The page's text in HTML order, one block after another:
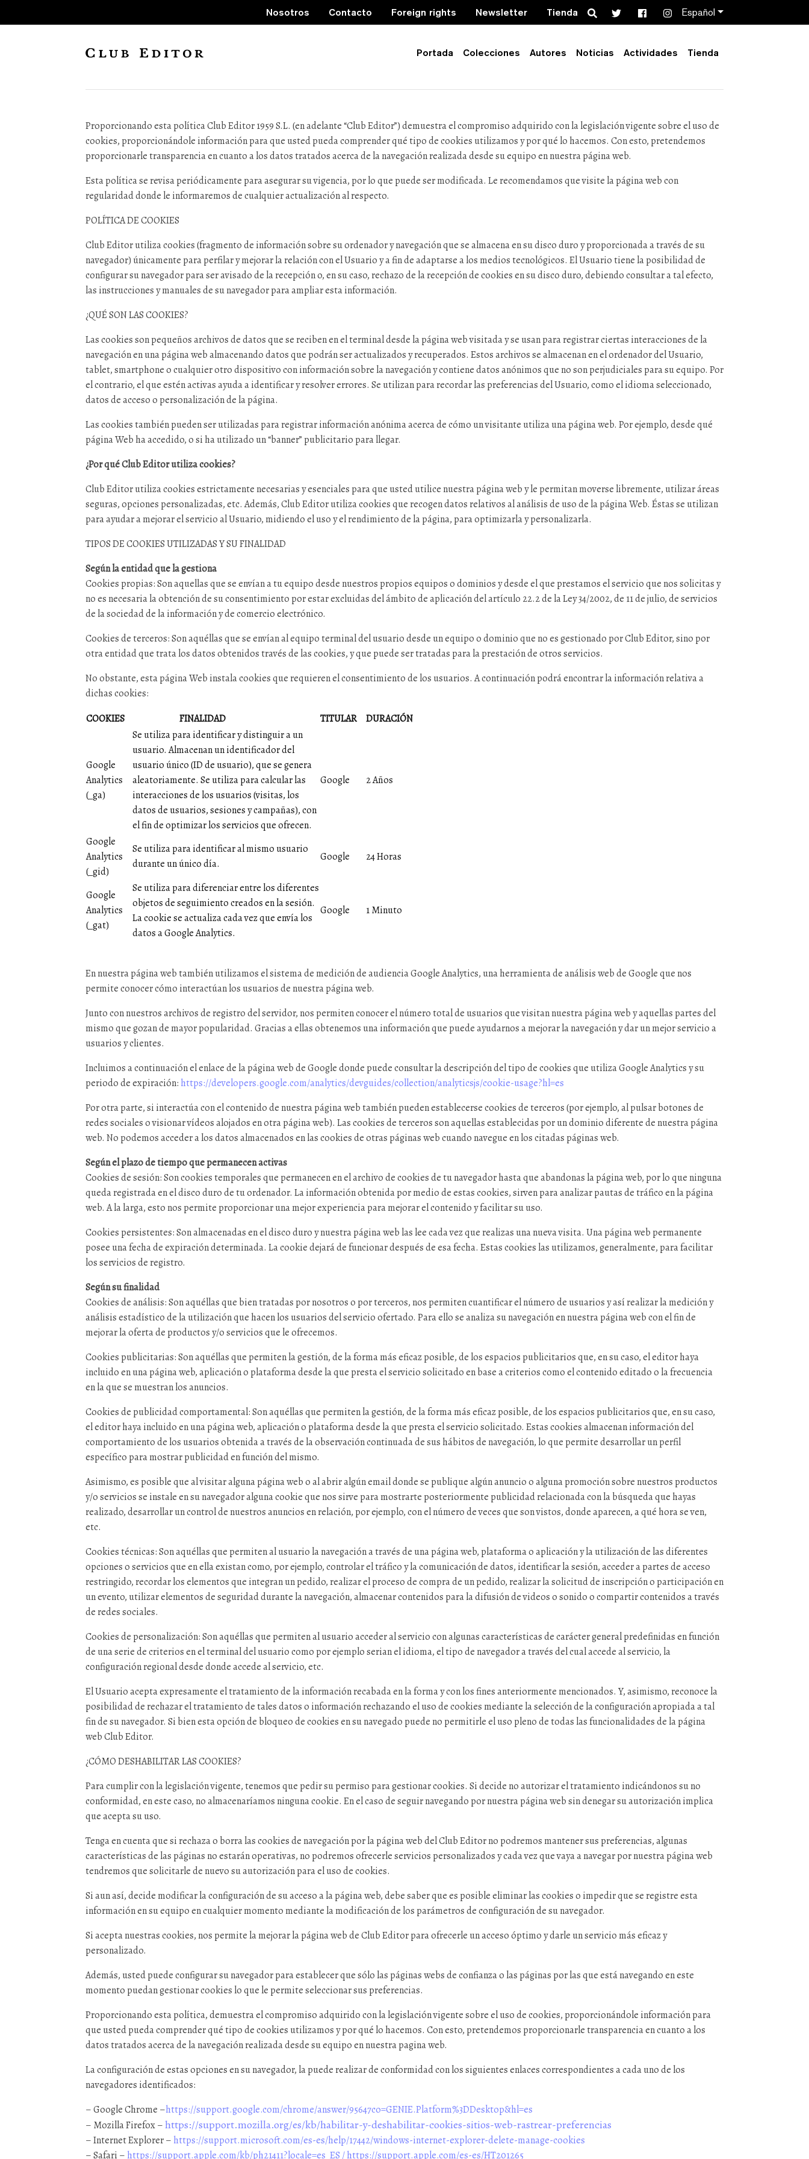
Nosotros Contacto Foreign rights Newsletter Tienda Search Español
Portada Colecciones Autores Noticias Actividades Tienda
Política de Cookies
Proporcionando esta política Club Editor 1959 S.L. (en adelante “Club Editor”) demuestra el compromiso adquirido con la legislación vigente sobre el uso de
cookies, proporcionándole información para que usted pueda comprender qué tipo de cookies utilizamos y por qué lo hacemos. Con esto, pretendemos
proporcionarle transparencia en cuanto a los datos tratados acerca de la navegación realizada desde su equipo en nuestra página web.
Esta política se revisa periódicamente para asegurar su vigencia, por lo que puede ser modificada. Le recomendamos que visite la página web con
regularidad donde le informaremos de cualquier actualización al respecto.
POLÍTICA DE COOKIES
Club Editor utiliza cookies (fragmento de información sobre su ordenador y navegación que se almacena en su disco duro y proporcionada a través de su
navegador) únicamente para perfilar y mejorar la relación con el Usuario y a fin de adaptarse a los medios tecnológicos. El Usuario tiene la posibilidad de
configurar su navegador para ser avisado de la recepción o, en su caso, rechazo de la recepción de cookies en su disco duro, debiendo consultar a tal efecto,
las instrucciones y manuales de su navegador para ampliar esta información.
¿QUÉ SON LAS COOKIES?
Las cookies son pequeños archivos de datos que se reciben en el terminal desde la página web visitada y se usan para registrar ciertas interacciones de la
navegación en una página web almacenando datos que podrán ser actualizados y recuperados. Estos archivos se almacenan en el ordenador del Usuario,
tablet, smartphone o cualquier otro dispositivo con información sobre la navegación y contiene datos anónimos que no son perjudiciales para su equipo. Por
el contrario, el que estén activas ayuda a identificar y resolver errores. Se utilizan para recordar las preferencias del Usuario, como el idioma seleccionado,
datos de acceso o personalización de la página.
Las cookies también pueden ser utilizadas para registrar información anónima acerca de cómo un visitante utiliza una página web. Por ejemplo, desde qué
página Web ha accedido, o si ha utilizado un “banner” publicitario para llegar.
¿Por qué Club Editor utiliza cookies?
Club Editor utiliza cookies estrictamente necesarias y esenciales para que usted utilice nuestra página web y le permitan moverse libremente, utilizar áreas
seguras, opciones personalizadas, etc. Además, Club Editor utiliza cookies que recogen datos relativos al análisis de uso de la página Web. Éstas se utilizan
para ayudar a mejorar el servicio al Usuario, midiendo el uso y el rendimiento de la página, para optimizarla y personalizarla.
TIPOS DE COOKIES UTILIZADAS Y SU FINALIDAD
Según la entidad que la gestiona
Cookies propias: Son aquellas que se envían a tu equipo desde nuestros propios equipos o dominios y desde el que prestamos el servicio que nos solicitas y
no es necesaria la obtención de su consentimiento por estar excluidas del ámbito de aplicación del artículo 22.2 de la Ley 34/2002, de 11 de julio, de servicios
de la sociedad de la información y de comercio electrónico.
Cookies de terceros: Son aquéllas que se envían al equipo terminal del usuario desde un equipo o dominio que no es gestionado por Club Editor, sino por
otra entidad que trata los datos obtenidos través de las cookies, y que puede ser tratadas para la prestación de otros servicios.
No obstante, esta página Web instala cookies que requieren el consentimiento de los usuarios. A continuación podrá encontrar la información relativa a
dichas cookies:
COOKIES
FINALIDAD TITULAR DURACIÓN
Google
Analytics
(_ga)
Se utiliza para identificar y distinguir a un
usuario. Almacenan un identificador del
usuario único (ID de usuario), que se genera
aleatoriamente. Se utiliza para calcular las
interacciones de los usuarios (visitas, los
datos de usuarios, sesiones y campañas), con
el fin de optimizar los servicios que ofrecen.
Google 2 Años
Google
Analytics
(_gid)
Se utiliza para identificar al mismo usuario
durante un único día.
Google 24 Horas
Google
Analytics
(_gat)
Se utiliza para diferenciar entre los diferentes
objetos de seguimiento creados en la sesión.
La cookie se actualiza cada vez que envía los
datos a Google Analytics.
Google 1 Minuto
En nuestra página web también utilizamos el sistema de medición de audiencia Google Analytics, una herramienta de análisis web de Google que nos
permite conocer cómo interactúan los usuarios de nuestra página web.
Junto con nuestros archivos de registro del servidor, nos permiten conocer el número total de usuarios que visitan nuestra página web y aquellas partes del
mismo que gozan de mayor popularidad. Gracias a ellas obtenemos una información que puede ayudarnos a mejorar la navegación y dar un mejor servicio a
usuarios y clientes.
Incluimos a continuación el enlace de la página web de Google donde puede consultar la descripción del tipo de cookies que utiliza Google Analytics y su
periodo de expiración: https://developers.google.com/analytics/devguides/collection/analyticsjs/cookie-usage?hl=es
Por otra parte, si interactúa con el contenido de nuestra página web también pueden establecerse cookies de terceros (por ejemplo, al pulsar botones de
redes sociales o visionar vídeos alojados en otra página web). Las cookies de terceros son aquellas establecidas por un dominio diferente de nuestra página
web. No podemos acceder a los datos almacenados en las cookies de otras páginas web cuando navegue en los citadas páginas web.
Según el plazo de tiempo que permanecen activas
Cookies de sesión: Son cookies temporales que permanecen en el archivo de cookies de tu navegador hasta que abandonas la página web, por lo que ninguna
queda registrada en el disco duro de tu ordenador. La información obtenida por medio de estas cookies, sirven para analizar pautas de tráfico en la página
web. A la larga, esto nos permite proporcionar una mejor experiencia para mejorar el contenido y facilitar su uso.
Cookies persistentes: Son almacenadas en el disco duro y nuestra página web las lee cada vez que realizas una nueva visita. Una página web permanente
posee una fecha de expiración determinada. La cookie dejará de funcionar después de esa fecha. Estas cookies las utilizamos, generalmente, para facilitar
los servicios de registro.
Según su finalidad
Cookies de análisis: Son aquéllas que bien tratadas por nosotros o por terceros, nos permiten cuantificar el número de usuarios y así realizar la medición y
análisis estadístico de la utilización que hacen los usuarios del servicio ofertado. Para ello se analiza su navegación en nuestra página web con el fin de
mejorar la oferta de productos y/o servicios que le ofrecemos.
Cookies publicitarias: Son aquéllas que permiten la gestión, de la forma más eficaz posible, de los espacios publicitarios que, en su caso, el editor haya
incluido en una página web, aplicación o plataforma desde la que presta el servicio solicitado en base a criterios como el contenido editado o la frecuencia
en la que se muestran los anuncios.
Cookies de publicidad comportamental: Son aquéllas que permiten la gestión, de la forma más eficaz posible, de los espacios publicitarios que, en su caso,
el editor haya incluido en una página web, aplicación o plataforma desde la que presta el servicio solicitado. Estas cookies almacenan información del
comportamiento de los usuarios obtenida a través de la observación continuada de sus hábitos de navegación, lo que permite desarrollar un perfil
específico para mostrar publicidad en función del mismo.
Asimismo, es posible que al visitar alguna página web o al abrir algún email donde se publique algún anuncio o alguna promoción sobre nuestros productos
y/o servicios se instale en su navegador alguna cookie que nos sirve para mostrarte posteriormente publicidad relacionada con la búsqueda que hayas
realizado, desarrollar un control de nuestros anuncios en relación, por ejemplo, con el número de veces que son vistos, donde aparecen, a qué hora se ven,
etc.
Cookies técnicas: Son aquéllas que permiten al usuario la navegación a través de una página web, plataforma o aplicación y la utilización de las diferentes
opciones o servicios que en ella existan como, por ejemplo, controlar el tráfico y la comunicación de datos, identificar la sesión, acceder a partes de acceso
restringido, recordar los elementos que integran un pedido, realizar el proceso de compra de un pedido, realizar la solicitud de inscripción o participación en
un evento, utilizar elementos de seguridad durante la navegación, almacenar contenidos para la difusión de videos o sonido o compartir contenidos a través
de redes sociales.
Cookies de personalización: Son aquéllas que permiten al usuario acceder al servicio con algunas características de carácter general predefinidas en función
de una serie de criterios en el terminal del usuario como por ejemplo serian el idioma, el tipo de navegador a través del cual accede al servicio, la
configuración regional desde donde accede al servicio, etc.
El Usuario acepta expresamente el tratamiento de la información recabada en la forma y con los fines anteriormente mencionados. Y, asimismo, reconoce la
posibilidad de rechazar el tratamiento de tales datos o información rechazando el uso de cookies mediante la selección de la configuración apropiada a tal
fin de su navegador. Si bien esta opción de bloqueo de cookies en su navegado puede no permitirle el uso pleno de todas las funcionalidades de la página
web Club Editor.
¿CÓMO DESHABILITAR LAS COOKIES?
Para cumplir con la legislación vigente, tenemos que pedir su permiso para gestionar cookies. Si decide no autorizar el tratamiento indicándonos su no
conformidad, en este caso, no almacenaríamos ninguna cookie. En el caso de seguir navegando por nuestra página web sin denegar su autorización implica
que acepta su uso.
Tenga en cuenta que si rechaza o borra las cookies de navegación por la página web del Club Editor no podremos mantener sus preferencias, algunas
características de las páginas no estarán operativas, no podremos ofrecerle servicios personalizados y cada vez que vaya a navegar por nuestra página web
tendremos que solicitarle de nuevo su autorización para el uso de cookies.
Si aun así, decide modificar la configuración de su acceso a la página web, debe saber que es posible eliminar las cookies o impedir que se registre esta
información en su equipo en cualquier momento mediante la modificación de los parámetros de configuración de su navegador.
Si acepta nuestras cookies, nos permite la mejorar la página web de Club Editor para ofrecerle un acceso óptimo y darle un servicio más eficaz y
personalizado.
Además, usted puede configurar su navegador para establecer que sólo las páginas webs de confianza o las páginas por las que está navegando en este
momento puedan gestionar cookies lo que le permite seleccionar sus preferencias.
Proporcionando esta política, demuestra el compromiso adquirido con la legislación vigente sobre el uso de cookies, proporcionándole información para
que usted pueda comprender qué tipo de cookies utilizamos y por qué lo hacemos. Con esto, pretendemos proporcionarle transparencia en cuanto a los
datos tratados acerca de la navegación realizada desde su equipo en nuestra pagina web.
La configuración de estas opciones en su navegador, la puede realizar de conformidad con los siguientes enlaces correspondientes a cada uno de los
navegadores identificados:
– Google Chrome –https://support.google.com/chrome/answer/95647co=GENIE.Platform%3DDesktop&hl=es
– Mozilla Firefox –https://support.mozilla.org/es/kb/habilitar-y-deshabilitar-cookies-sitios-web-rastrear-preferencias
– Internet Explorer – https://support.microsoft.com/es-es/help/17442/windows-internet-explorer-delete-manage-cookies
– Safari – https://support.apple.com/kb/ph21411?locale=es_ES / https://support.apple.com/es-es/HT201265